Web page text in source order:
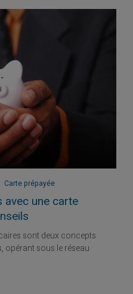
Carte prépayée
avec une carte
sont deux concepts
opérant sous le réseau